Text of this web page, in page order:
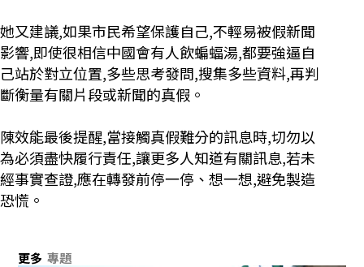
她又建議,如果市民希望保護自己,不輕易被假新聞
影響,即使很相信中國會有人飲蝙蝠湯,都要強逼自
己站於對立位置,多些思考發問,搜集多些資料,再判
斷衡量有關片段或新聞的真假。
陳效能最後提醒,當接觸真假難分的訊息時,切勿以
為必須盡快履行責任,讓更多人知道有關訊息,若未
經事實查證,應在轉發前停一停、想一想,避免製造
恐慌。
更多 專題